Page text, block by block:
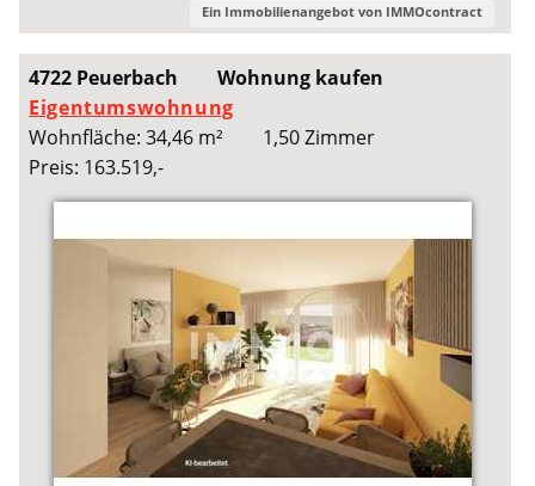
Ein Immobilienangebot von IMMOcontract
4722 Peuerbach
Wohnung kaufen
Eigentumswohnung
Wohnfläche: 34,46 m²
1,50 Zimmer
Preis: 163.519,-